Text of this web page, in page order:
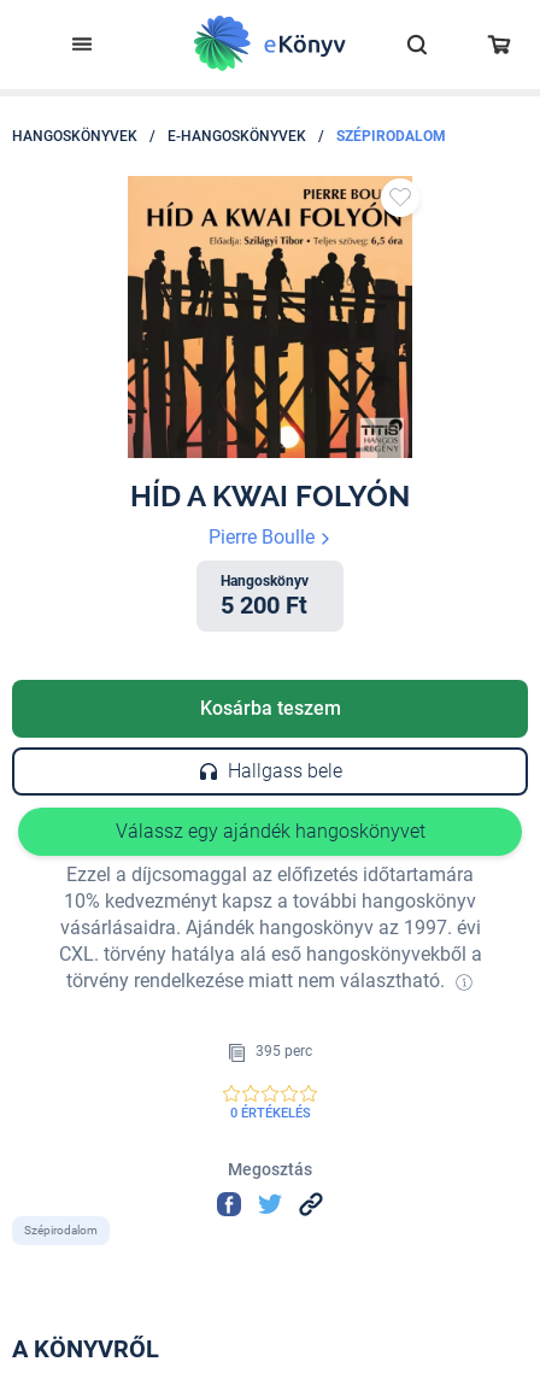
HANGOSKÖNYVEK / E-HANGOSKÖNYVEK / SZÉPIRODALOM
HÍD A KWAI FOLYÓN
Pierre Boulle
Hangoskönyv
5 200 Ft
Kosárba teszem
Hallgass bele
Válassz egy ajándék hangoskönyvet
Ezzel a díjcsomaggal az előfizetés időtartamára
10% kedvezményt kapsz a további hangoskönyv
vásárlásaidra. Ajándék hangoskönyv az 1997. évi
CXL. törvény hatálya alá eső hangoskönyvekből a
törvény rendelkezése miatt nem választható.
395 perc
0 ÉRTÉKELÉS
Megosztás
Szépirodalom
A KÖNYVRŐL